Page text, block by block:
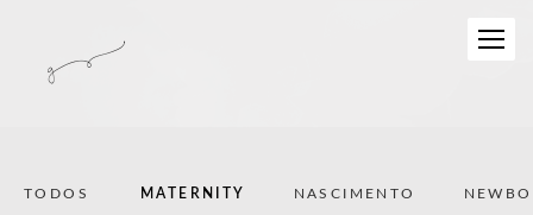
TODOS MATERNITY NASCIMENTO